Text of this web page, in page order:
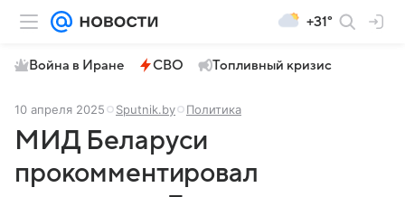
+31°
Война в Иране СВО Топливный кризис
10 апреля 2025 Sputnik.by Политика
МИД Беларуси
прокомментировал